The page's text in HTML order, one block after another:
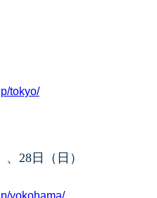
tokyo/
28日（日）
yokohama/